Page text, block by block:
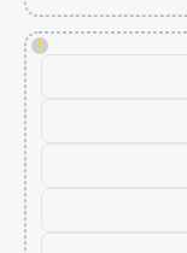
!